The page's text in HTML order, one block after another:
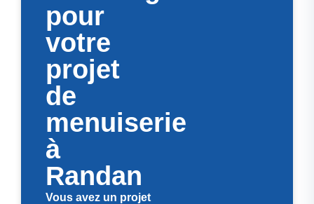
pour
votre
projet
de
menuiserie
à
Randan
Vous avez un projet